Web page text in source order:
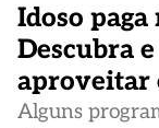
Idoso
Descubra
aproveitar
Alguns